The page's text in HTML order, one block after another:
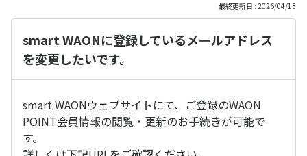
最終更新日 : 2026/04/13
smart WAONに登録しているメールアドレス
を変更したいです。
smart WAONウェブサイトにて、ご登録のWAON
POINT会員情報の閲覧・更新のお手続きが可能で
す。